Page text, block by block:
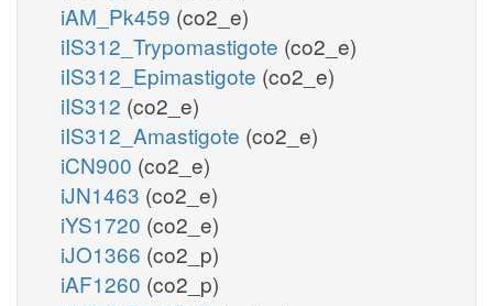
iAM_Pk459 (co2_e)
iIS312_Trypomastigote (co2_e)
iIS312_Epimastigote (co2_e)
iIS312 (co2_e)
iIS312_Amastigote (co2_e)
iCN900 (co2_e)
iJN1463 (co2_e)
iYS1720 (co2_e)
iJO1366 (co2_p)
iAF1260 (co2_p)